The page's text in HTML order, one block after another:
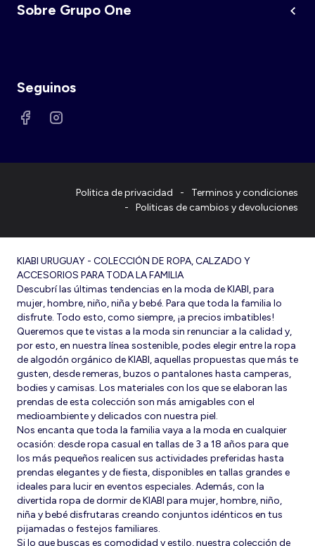
Sobre Grupo One
Seguinos
Politica de privacidad
Terminos y condiciones
Politicas de cambios y devoluciones
KIABI URUGUAY - COLECCIÓN DE ROPA, CALZADO Y
ACCESORIOS PARA TODA LA FAMILIA
Descubrí las últimas tendencias en la moda de KIABI, para
mujer, hombre, niño, niña y bebé. Para que toda la familia lo
disfrute. Todo esto, como siempre, ¡a precios imbatibles!
Queremos que te vistas a la moda sin renunciar a la calidad y,
por esto, en nuestra línea sostenible, podes elegir entre la ropa
de algodón orgánico de KIABI, aquellas propuestas que más te
gusten, desde remeras, buzos o pantalones hasta camperas,
bodies y camisas. Los materiales con los que se elaboran las
prendas de esta colección son más amigables con el
medioambiente y delicados con nuestra piel.
Nos encanta que toda la familia vaya a la moda en cualquier
ocasión: desde ropa casual en tallas de 3 a 18 años para que
los más pequeños realicen sus actividades preferidas hasta
prendas elegantes y de fiesta, disponibles en tallas grandes e
ideales para lucir en eventos especiales. Además, con la
divertida ropa de dormir de KIABI para mujer, hombre, niño,
niña y bebé disfrutaras creando conjuntos idénticos en tus
pijamadas o festejos familiares.
Si lo que buscas es comodidad y estilo, nuestra colección de